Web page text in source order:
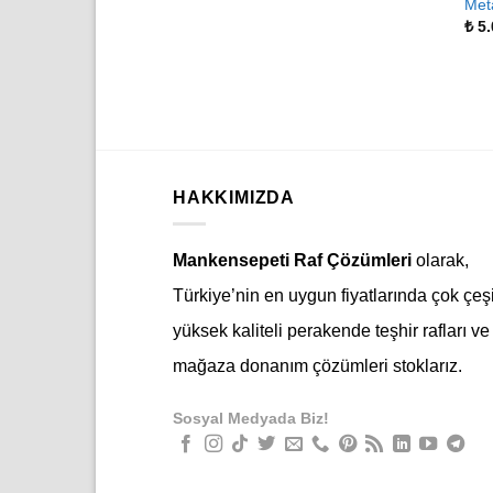
₺
HAKKIMIZDA
Mankensepeti Raf Çözümleri olarak,
Türkiye’nin en uygun fiyatlarında çok
yüksek kaliteli perakende teşhir rafları ve
mağaza donanım çözümleri stoklarız.
Sosyal Medyada Biz!